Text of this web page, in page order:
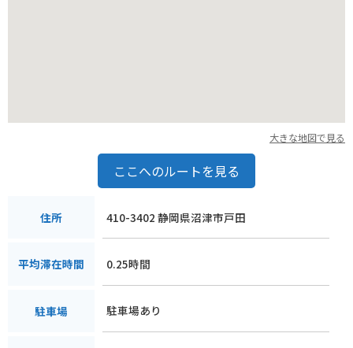
大きな地図で見る
ここへのルートを見る
住所 410-3402 静岡県沼津市戸田
平均滞在時間 0.25時間
駐車場 駐車場あり